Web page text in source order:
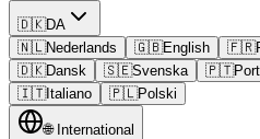
🇩🇰DA
🇳🇱Nederlands 🇬🇧English 🇫🇷
🇩🇰Dansk 🇸🇪Svenska 🇵🇹
🇮🇹Italiano 🇵🇱Polski
🌐 International